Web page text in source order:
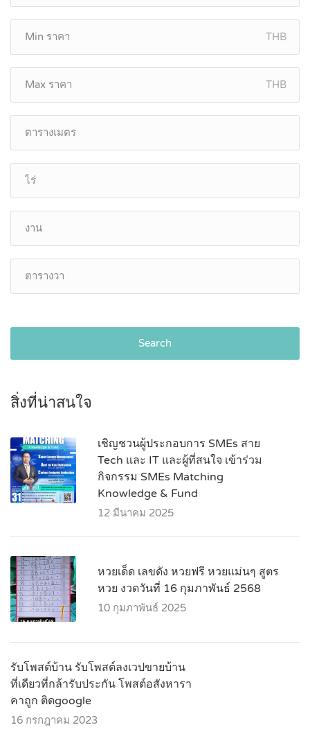
THB
THB
Search
สิ่งที่น่าสนใจ
เชิญชวนผู้ประกอบการ SMEs สาย
Tech และ IT และผู้ที่สนใจ เข้าร่วม
กิจกรรม SMEs Matching
Knowledge & Fund
12 มีนาคม 2025
หวยเด็ด เลขดัง หวยฟรี หวยแม่นๆ สูตร
หวย งวดวันที่ 16 กุมภาพันธ์ 2568
10 กุมภาพันธ์ 2025
รับโพสต์บ้าน รับโพสต์ลงเวปขายบ้าน
ที่เดียวที่กล้ารับประกัน โพสต์อสังหารา
คาถูก ติดgoogle
16 กรกฎาคม 2023